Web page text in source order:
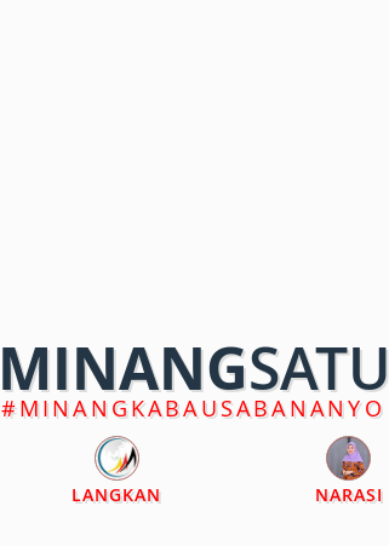
MINANGSATU
#MINANGKABAUSABANANYO
LANGKAN NARASI